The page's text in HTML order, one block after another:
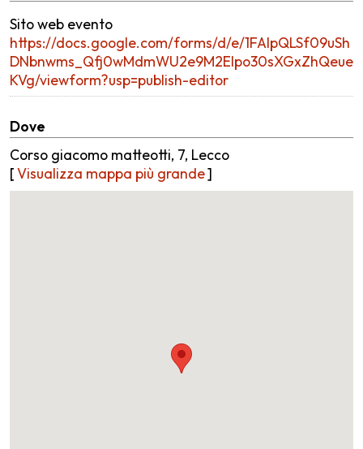
Sito web evento
https://docs.google.com/forms/d/e/1FAIpQLSf09uSh
DNbnwms_Qfj0wMdmWU2e9M2EIpo30sXGxZhQeue
KVg/viewform?usp=publish-editor
Dove
Corso giacomo matteotti, 7, Lecco
[Visualizza mappa più grande]